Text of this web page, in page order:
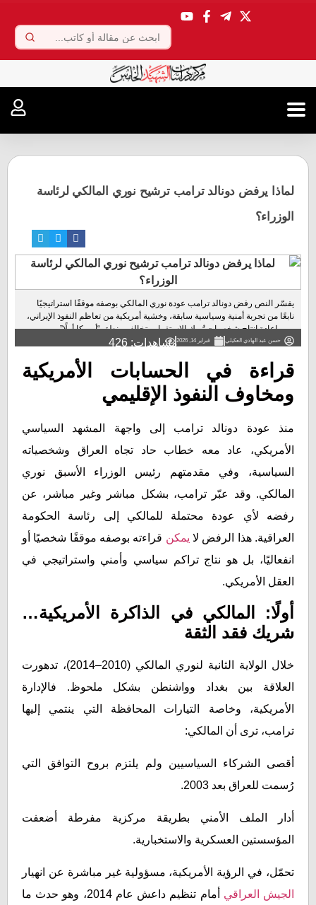
لماذا يرفض دونالد ترامب ترشيح نوري المالكي لرئاسة
الوزراء؟
يفسّر النص رفض دونالد ترامب عودة نوري المالكي بوصفه موقفًا استراتيجيًا
نابعًا من تجربة أمنية وسياسية سابقة، وخشية أمريكية من تعاظم النفوذ الإيراني،
ومن إعادة إنتاج شخصيات تُربك الاستقرار وتخالف منطق “أمريكا أولًا”....
حسن عبد الهادي العكيلي فبراير 14, 2026 مشاهدات: 426
قراءة في الحسابات الأمريكية
ومخاوف النفوذ الإقليمي
منذ عودة دونالد ترامب إلى واجهة المشهد السياسي
الأمريكي، عاد معه خطاب حاد تجاه العراق وشخصياته
السياسية، وفي مقدمتهم رئيس الوزراء الأسبق نوري
المالكي. وقد عبّر ترامب، بشكل مباشر وغير مباشر، عن
رفضه لأي عودة محتملة للمالكي إلى رئاسة الحكومة
العراقية. هذا الرفض لا يمكن قراءته بوصفه موقفًا شخصيًا أو
انفعاليًا، بل هو نتاج تراكم سياسي وأمني واستراتيجي في
العقل الأمريكي.
أولًا: المالكي في الذاكرة الأمريكية…
شريك فقد الثقة
خلال الولاية الثانية لنوري المالكي (2010–2014)، تدهورت
العلاقة بين بغداد وواشنطن بشكل ملحوظ. فالإدارة
الأمريكية، وخاصة التيارات المحافظة التي ينتمي إليها
ترامب، ترى أن المالكي:
أقصى الشركاء السياسيين ولم يلتزم بروح التوافق التي
رُسمت للعراق بعد 2003.
أدار الملف الأمني بطريقة مركزية مفرطة أضعفت
المؤسستين العسكرية والاستخبارية.
تحمّل، في الرؤية الأمريكية، مسؤولية غير مباشرة عن انهيار
الجيش
العراقي
أمام تنظيم داعش عام 2014، وهو حدث ما